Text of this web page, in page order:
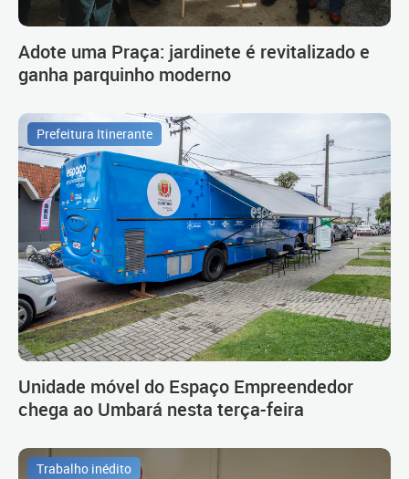
Adote uma Praça: jardinete é revitalizado e
ganha parquinho moderno
Prefeitura Itinerante
Unidade móvel do Espaço Empreendedor
chega ao Umbará nesta terça-feira
Trabalho inédito